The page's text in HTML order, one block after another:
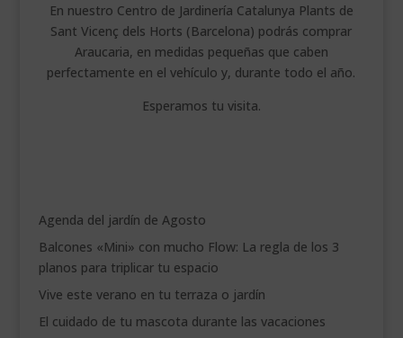
En nuestro Centro de Jardinería Catalunya Plants de
Sant Vicenç dels Horts (Barcelona) podrás comprar
Araucaria, en medidas pequeñas que caben
perfectamente en el vehículo y, durante todo el año.
Esperamos tu visita.
Agenda del jardín de Agosto
Balcones «Mini» con mucho Flow: La regla de los 3
planos para triplicar tu espacio
Vive este verano en tu terraza o jardín
El cuidado de tu mascota durante las vacaciones